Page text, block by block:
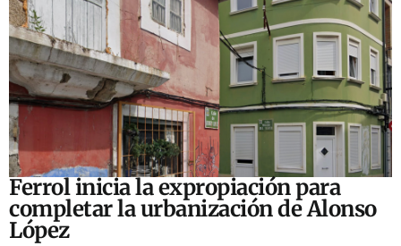
Ferrol inicia la expropiación para
completar la urbanización de Alonso
López